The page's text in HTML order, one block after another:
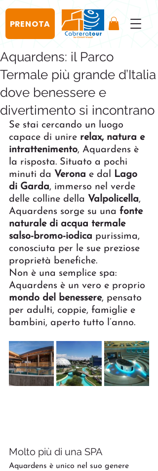
PRENOTA
Aquardens: il Parco
Termale più grande d’Italia
dove benessere e
divertimento si incontrano
Se stai cercando un luogo
capace di unire relax, natura e
intrattenimento, Aquardens è
la risposta. Situato a pochi
minuti da Verona e dal Lago
di Garda, immerso nel verde
delle colline della Valpolicella,
Aquardens sorge su una fonte
naturale di acqua termale
salso-bromo-iodica purissima,
conosciuta per le sue preziose
proprietà benefiche.
Non è una semplice spa:
Aquardens è un vero e proprio
mondo del benessere, pensato
per adulti, coppie, famiglie e
bambini, aperto tutto l’anno.
Molto più di una SPA
Aquardens è unico nel suo genere